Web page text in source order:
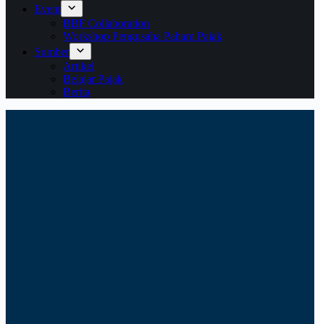
Event
BBF Collaboration
Workshop Pengusaha Paham Pajak
Sumber
Artikel
Belajar Pajak
Berita